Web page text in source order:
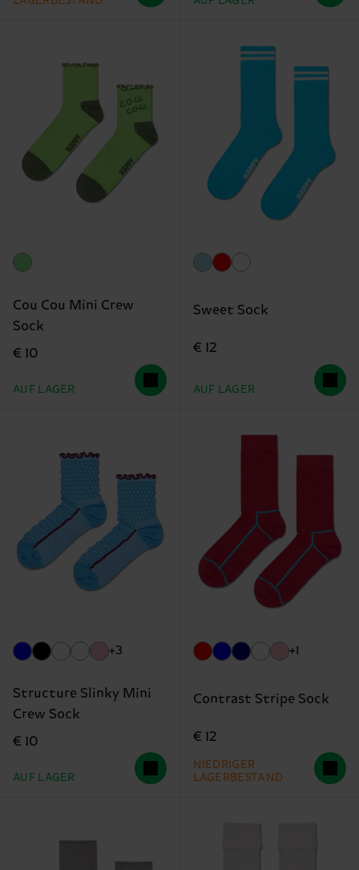
Cou Cou Mini Crew
Sock
€ 10
AUF LAGER
Sweet Sock
€ 12
AUF LAGER
+3
Structure Slinky Mini
Crew Sock
€ 10
AUF LAGER
+1
Contrast Stripe Sock
€ 12
NIEDRIGER
LAGERBESTAND